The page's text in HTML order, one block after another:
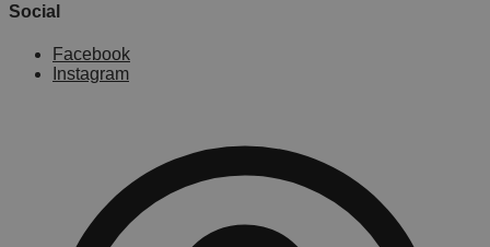
Social
Facebook
Instagram